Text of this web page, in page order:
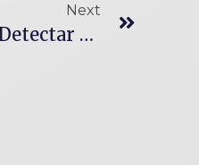
Next
Planos De Saúde Devem Cobrir Exames Para Detectar O Coronavírus (Covid-19)